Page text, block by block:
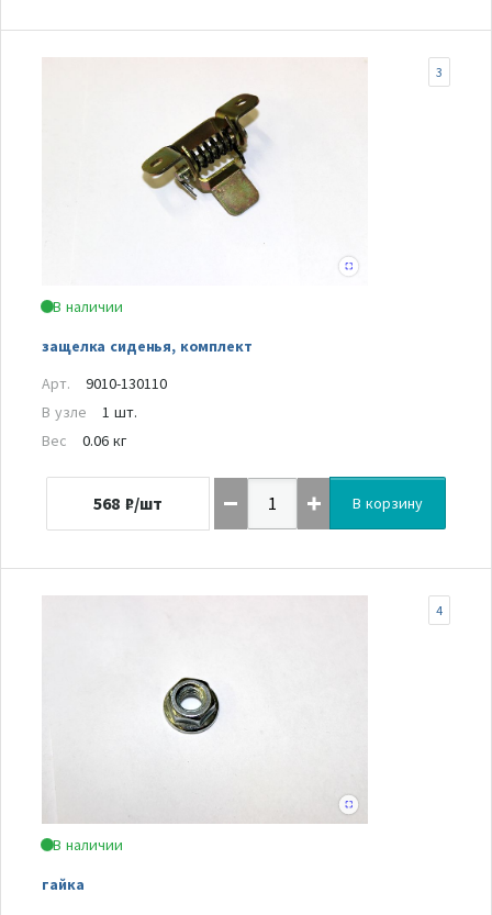
В наличии
защелка сиденья, комплект
3
Арт.
9010-130110
В узле
1 шт.
Вес
0.06 кг
568 ₽/шт В корзину
В наличии
гайка
4